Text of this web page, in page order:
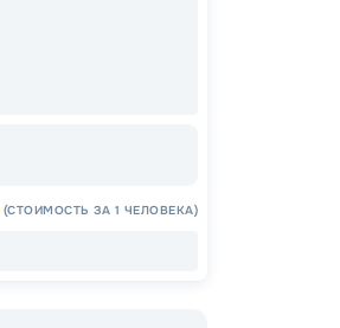
(СТОИМОСТЬ ЗА 1 ЧЕЛОВЕКА)